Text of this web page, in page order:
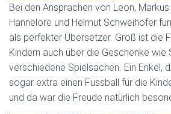
Bei den Ansprachen von Leon,
Hannelore und Helmut Schweihofer
als perfekter Übersetzer. Groß ist die
Kindern auch über die Geschenke wie
verschiedene Spielsachen. Ein Enkel,
sogar extra einen Fussball für die
und da war die Freude natürlich